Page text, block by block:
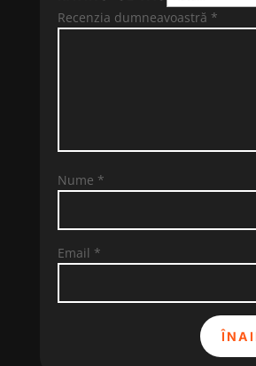
Recenzia dumneavoastră *
Nume *
Email *